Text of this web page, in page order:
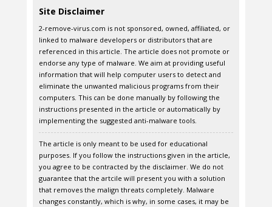
Site Disclaimer
2-remove-virus.com is not sponsored, owned, affiliated, or
linked to malware developers or distributors that are
referenced in this article. The article does not promote or
endorse any type of malware. We aim at providing useful
information that will help computer users to detect and
eliminate the unwanted malicious programs from their
computers. This can be done manually by following the
instructions presented in the article or automatically by
implementing the suggested anti-malware tools.
The article is only meant to be used for educational
purposes. If you follow the instructions given in the article,
you agree to be contracted by the disclaimer. We do not
guarantee that the artcile will present you with a solution
that removes the malign threats completely. Malware
changes constantly, which is why, in some cases, it may be